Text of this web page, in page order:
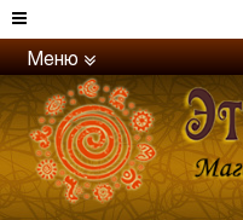
Меню